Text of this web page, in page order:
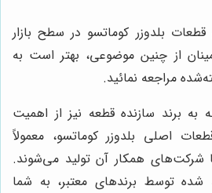
بلدوزر کوماتسو در سطح بازار
از چنین موضوعی، بهتر است به
مراجعه نمائید.
به برند سازنده قطعه نیز از اهمیت
اصلی بلدوزر کوماتسو، معمولاً
همکار آن تولید می‌شوند.
شده توسط برندهای معتبر، به شما